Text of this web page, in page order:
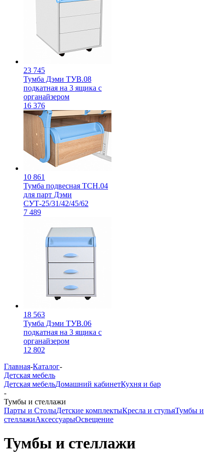
23 745
Тумба Дэми ТУВ.08
подкатная на 3 ящика с
органайзером
16 376
10 861
Тумба подвесная ТСН.04
для парт Дэми
СУТ-25/31/42/45/62
7 489
18 563
Тумба Дэми ТУВ.06
подкатная на 3 ящика с
органайзером
12 802
Главная-Каталог-
Детская мебель
Детская мебельДомашний кабинетКухня и бар
-
Тумбы и стеллажи
Парты и СтолыДетские комплектыКресла и стульяТумбы и
стеллажиАксессуарыОсвещение
Тумбы и стеллажи